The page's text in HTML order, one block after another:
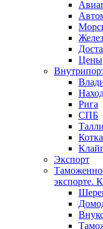
Цены
Рига
СПБ
Котка
Экспорт
экспорте.